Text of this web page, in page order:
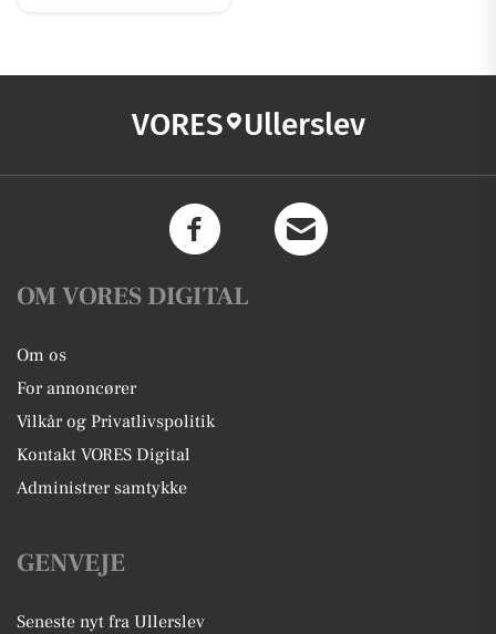
VORES Ullerslev
OM VORES DIGITAL
Om os
For annoncører
Vilkår og Privatlivspolitik
Kontakt VORES Digital
Administrer samtykke
GENVEJE
Seneste nyt fra Ullerslev